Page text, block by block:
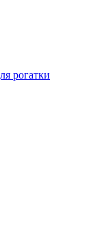
рогатки